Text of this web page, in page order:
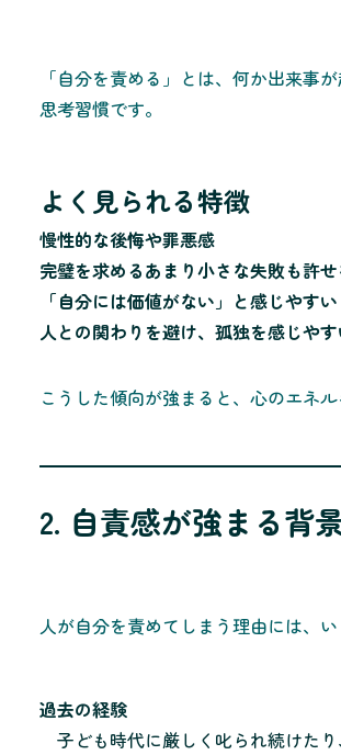
「自分を責める」とは、何か出来事
思考習慣です。
よく見られる特徴
慢性的な後悔や罪悪感
完璧を求めるあまり小さな失敗も許
「自分には価値がない」と感じやすい
人との関わりを避け、孤独を感じや
こうした傾向が強まると、心のエネ
2. 自責感が強まる背
人が自分を責めてしまう理由には、
過去の経験
子ども時代に厳しく叱られ続けた